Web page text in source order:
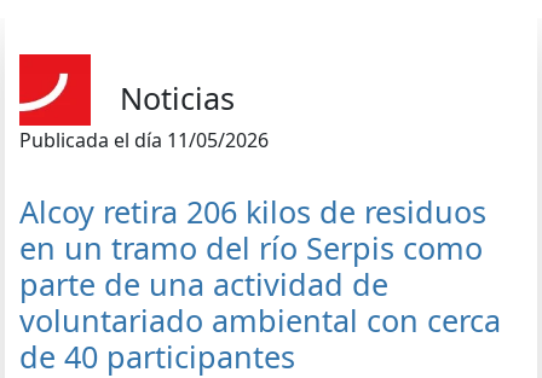
Noticias
Publicada el día 11/05/2026
Alcoy retira 206 kilos de residuos
en un tramo del río Serpis como
parte de una actividad de
voluntariado ambiental con cerca
de 40 participantes